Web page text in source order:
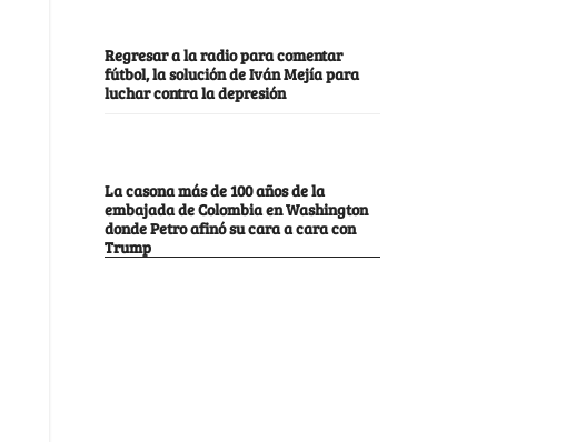
Regresar a la radio para comentar
fútbol, la solución de Iván Mejía para
luchar contra la depresión
La casona más de 100 años de la
embajada de Colombia en Washington
donde Petro afinó su cara a cara con
Trump